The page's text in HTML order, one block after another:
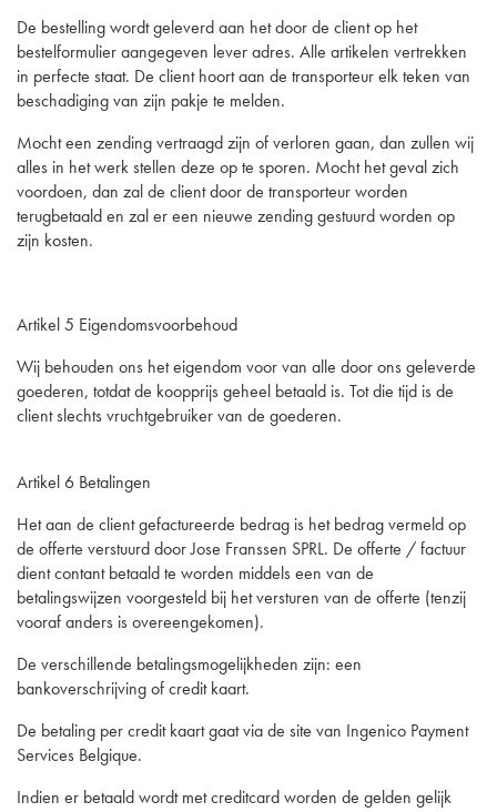
De bestelling wordt geleverd aan het door de client op het
bestelformulier aangegeven lever adres. Alle artikelen vertrekken
in perfecte staat. De client hoort aan de transporteur elk teken van
beschadiging van zijn pakje te melden.
Mocht een zending vertraagd zijn of verloren gaan, dan zullen wij
alles in het werk stellen deze op te sporen. Mocht het geval zich
voordoen, dan zal de client door de transporteur worden
terugbetaald en zal er een nieuwe zending gestuurd worden op
zijn kosten.
Artikel 5 Eigendomsvoorbehoud
Wij behouden ons het eigendom voor van alle door ons geleverde
goederen, totdat de koopprijs geheel betaald is. Tot die tijd is de
client slechts vruchtgebruiker van de goederen.
Artikel 6 Betalingen
Het aan de client gefactureerde bedrag is het bedrag vermeld op
de offerte verstuurd door Jose Franssen SPRL. De offerte / factuur
dient contant betaald te worden middels een van de
betalingswijzen voorgesteld bij het versturen van de offerte (tenzij
vooraf anders is overeengekomen).
De verschillende betalingsmogelijkheden zijn: een
bankoverschrijving of credit kaart.
De betaling per credit kaart gaat via de site van Ingenico Payment
Services Belgique.
Indien er betaald wordt met creditcard worden de gelden gelijk